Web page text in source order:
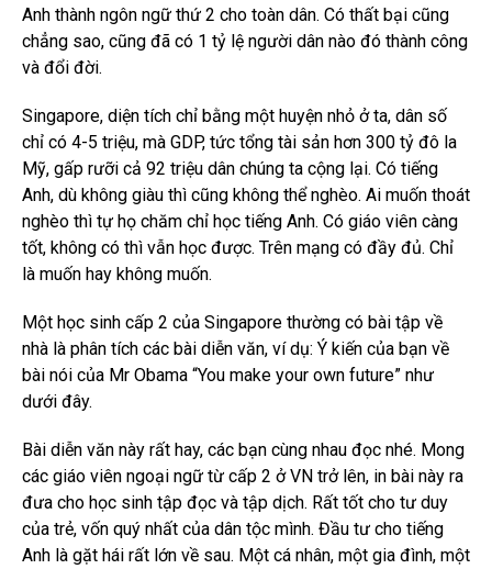
Anh thành ngôn ngữ thứ 2 cho toàn dân. Có thất bại cũng
chẳng sao, cũng đã có 1 tỷ lệ người dân nào đó thành công
và đổi đời.
Singapore, diện tích chỉ bằng một huyện nhỏ ở ta, dân số
chỉ có 4-5 triệu, mà GDP, tức tổng tài sản hơn 300 tỷ đô la
Mỹ, gấp rưỡi cả 92 triệu dân chúng ta cộng lại. Có tiếng
Anh, dù không giàu thì cũng không thể nghèo. Ai muốn thoát
nghèo thì tự họ chăm chỉ học tiếng Anh. Có giáo viên càng
tốt, không có thì vẫn học được. Trên mạng có đầy đủ. Chỉ
là muốn hay không muốn.
Một học sinh cấp 2 của Singapore thường có bài tập về
nhà là phân tích các bài diễn văn, ví dụ: Ý kiến của bạn về
bài nói của Mr Obama “You make your own future” như
dưới đây.
Bài diễn văn này rất hay, các bạn cùng nhau đọc nhé. Mong
các giáo viên ngoại ngữ từ cấp 2 ở VN trở lên, in bài này ra
đưa cho học sinh tập đọc và tập dịch. Rất tốt cho tư duy
của trẻ, vốn quý nhất của dân tộc mình. Đầu tư cho tiếng
Anh là gặt hái rất lớn về sau. Một cá nhân, một gia đình, một